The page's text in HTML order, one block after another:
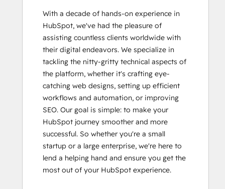
With a decade of hands-on experience in
HubSpot, we've had the pleasure of
assisting countless clients worldwide with
their digital endeavors. We specialize in
tackling the nitty-gritty technical aspects of
the platform, whether it's crafting eye-
catching web designs, setting up efficient
workflows and automation, or improving
SEO. Our goal is simple: to make your
HubSpot journey smoother and more
successful. So whether you're a small
startup or a large enterprise, we're here to
lend a helping hand and ensure you get the
most out of your HubSpot experience.